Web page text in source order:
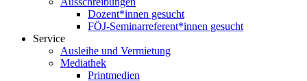
Dozent*innen gesucht
FÖJ-Seminarreferent*innen gesucht
Service
Ausleihe und Vermietung
Mediathek
Printmedien